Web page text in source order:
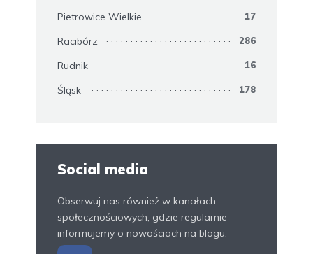
Pietrowice Wielkie 17
Racibórz 286
Rudnik 16
Śląsk 178
Social media
Obserwuj nas również w kanałach
społecznościowych, gdzie regularnie
informujemy o nowościach na blogu.